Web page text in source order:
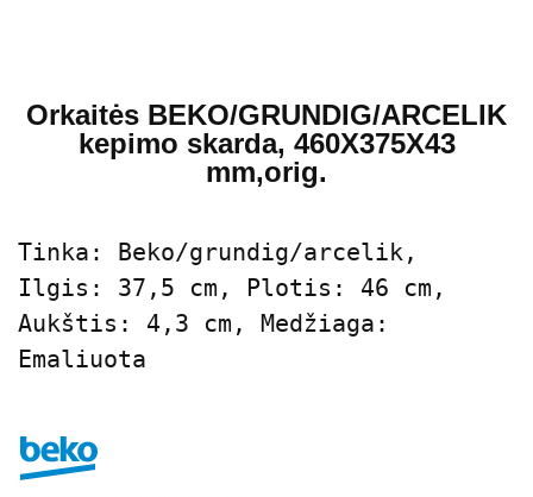
Orkaitės BEKO/GRUNDIG/ARCELIK
kepimo skarda, 460X375X43
mm,orig.
Tinka: Beko/grundig/arcelik,
Ilgis: 37,5 cm, Plotis: 46 cm,
Aukštis: 4,3 cm, Medžiaga:
Emaliuota